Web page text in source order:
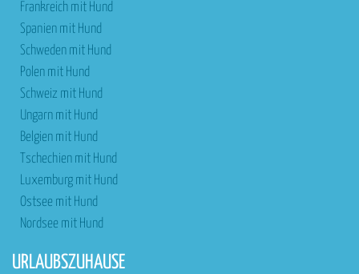
Frankreich mit Hund
Spanien mit Hund
Schweden mit Hund
Polen mit Hund
Schweiz mit Hund
Ungarn mit Hund
Belgien mit Hund
Tschechien mit Hund
Luxemburg mit Hund
Ostsee mit Hund
Nordsee mit Hund
URLAUBSZUHAUSE